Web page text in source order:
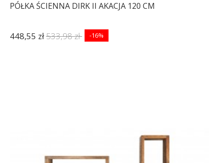
PÓŁKA ŚCIENNA DIRK II AKACJA 120 CM
448,55 zł533,98 zł -16%